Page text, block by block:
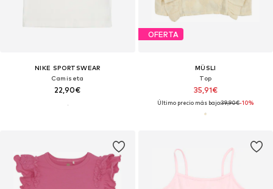
NIKE SPORTSWEAR
Camiseta
22,90€
OFERTA
MÜSLI
Top
35,91€
Último precio más bajo:39,90€-10%